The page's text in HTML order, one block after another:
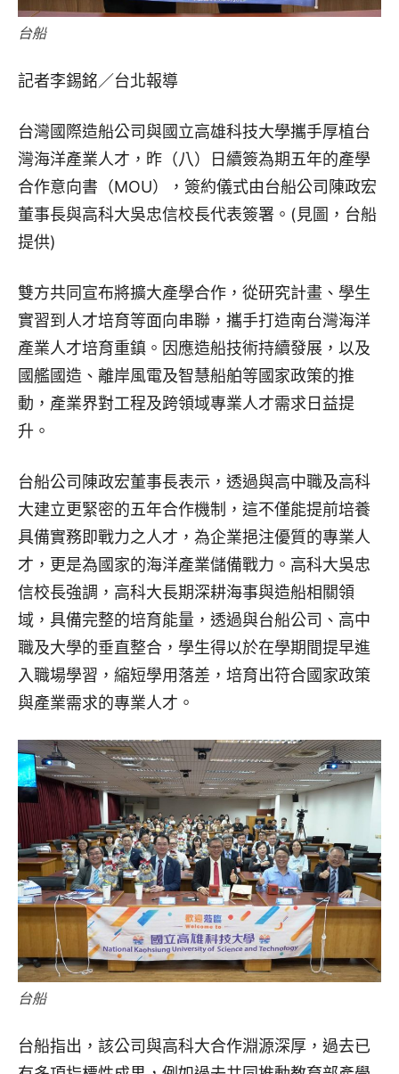
台船
記者李錫銘／台北報導
台灣國際造船公司與國立高雄科技大學攜手厚植台
灣海洋產業人才，昨（八）日續簽為期五年的產學
合作意向書（MOU），簽約儀式由台船公司陳政宏
董事長與高科大吳忠信校長代表簽署。(見圖，台船
提供)
雙方共同宣布將擴大產學合作，從研究計畫、學生
實習到人才培育等面向串聯，攜手打造南台灣海洋
產業人才培育重鎮。因應造船技術持續發展，以及
國艦國造、離岸風電及智慧船舶等國家政策的推
動，產業界對工程及跨領域專業人才需求日益提
升。
台船公司陳政宏董事長表示，透過與高中職及高科
大建立更緊密的五年合作機制，這不僅能提前培養
具備實務即戰力之人才，為企業挹注優質的專業人
才，更是為國家的海洋產業儲備戰力。高科大吳忠
信校長強調，高科大長期深耕海事與造船相關領
域，具備完整的培育能量，透過與台船公司、高中
職及大學的垂直整合，學生得以於在學期間提早進
入職場學習，縮短學用落差，培育出符合國家政策
與產業需求的專業人才。
台船
台船指出，該公司與高科大合作淵源深厚，過去已